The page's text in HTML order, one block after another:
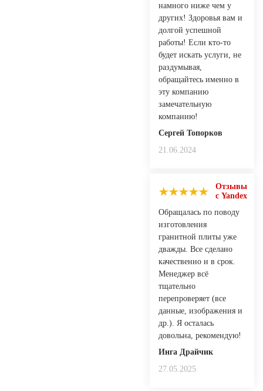
намного ниже чем у
других! Здоровья вам и
долгой успешной
работы! Если кто-то
будет искать услуги, не
раздумывая,
обращайтесь именно в
эту компанию
замечательную
компанию!
Сергей Топорков
21.06.2024
Отзывы
с Yandex
Обращалась по поводу
изготовления
гранитной плиты уже
дважды. Все сделано
качественно и в срок.
Менеджер всё
тщательно
перепроверяет (все
данные, изображения и
др.). Я осталась
довольна, рекомендую!
Инга Драйчик
27.05.2025